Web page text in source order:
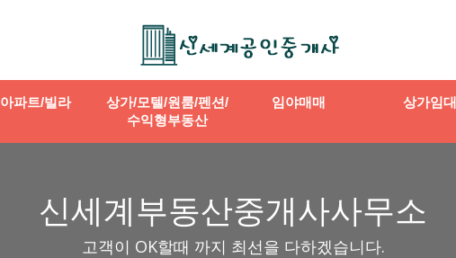
아파트/빌라
상가/모텔/원룸/펜션/
수익형부동산
임야매매 상가임대
신세계부동산중개사사무소
고객이 OK할때 까지 최선을 다하겠습니다.